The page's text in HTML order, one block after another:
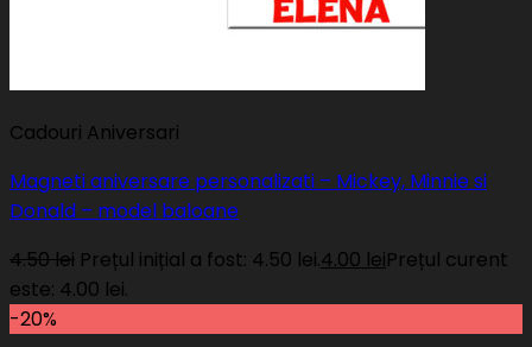
Cadouri Aniversari
Magneti aniversare personalizati – Mickey, Minnie si
Donald – model baloane
4.50lei Prețul inițial a fost: 4.50 lei.4.00 leiPrețul curent
este: 4.00 lei.
-20%